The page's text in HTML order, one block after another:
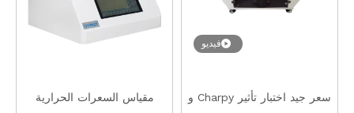
مقياس السعرات الحرارية
فيديو
سعر جيد اختبار تأثير Charpy و